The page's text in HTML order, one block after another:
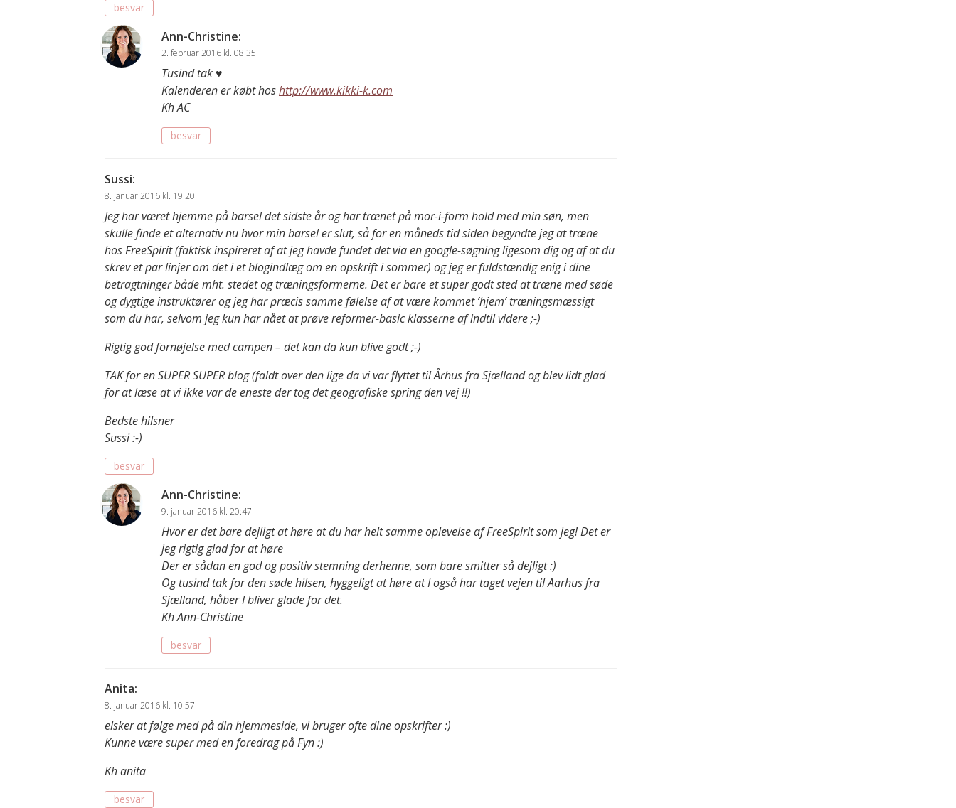
besvar
Ann-Christine:
2. februar 2016 kl. 08:35
Tusind tak ♥
Kalenderen er købt hoshttp://www.kikki-k.com
Kh AC
besvar
Sussi:
8. januar 2016 kl. 19:20
Jeg har været hjemme på barsel det sidste år og har trænet på mor-i-form hold med min søn, men
skulle finde et alternativ nu hvor min barsel er slut, så for en måneds tid siden begyndte jeg at træne
hos FreeSpirit (faktisk inspireret af at jeg havde fundet det via en google-søgning ligesom dig og af at du
skrev et par linjer om det i et blogindlæg om en opskrift i sommer) og jeg er fuldstændig enig i dine
betragtninger både mht. stedet og træningsformerne. Det er bare et super godt sted at træne med søde
og dygtige instruktører og jeg har præcis samme følelse af at være kommet ‘hjem’ træningsmæssigt
som du har, selvom jeg kun har nået at prøve reformer-basic klasserne af indtil videre ;-)
Rigtig god fornøjelse med campen – det kan da kun blive godt ;-)
TAK for en SUPER SUPER blog (faldt over den lige da vi var flyttet til Århus fra Sjælland og blev lidt glad
for at læse at vi ikke var de eneste der tog det geografiske spring den vej !!)
Bedste hilsner
Sussi :-)
besvar
Ann-Christine:
9. januar 2016 kl. 20:47
Hvor er det bare dejligt at høre at du har helt samme oplevelse af FreeSpirit som jeg! Det er
jeg rigtig glad for at høre
Der er sådan en god og positiv stemning derhenne, som bare smitter så dejligt :)
Og tusind tak for den søde hilsen, hyggeligt at høre at I også har taget vejen til Aarhus fra
Sjælland, håber I bliver glade for det.
Kh Ann-Christine
besvar
Anita:
8. januar 2016 kl. 10:57
elsker at følge med på din hjemmeside, vi bruger ofte dine opskrifter :)
Kunne være super med en foredrag på Fyn :)
Kh anita
besvar